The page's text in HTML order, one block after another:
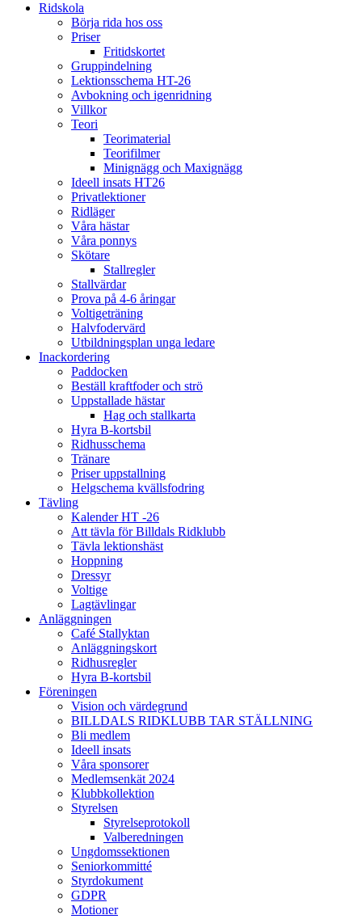
Ridskola
Börja rida hos oss
Priser
Fritidskortet
Gruppindelning
Lektionsschema HT-26
Avbokning och igenridning
Villkor
Teori
Teorimaterial
Teorifilmer
Minignägg och Maxignägg
Ideell insats HT26
Privatlektioner
Ridläger
Våra hästar
Våra ponnys
Skötare
Stallregler
Stallvärdar
Prova på 4-6 åringar
Voltigeträning
Halvfodervärd
Utbildningsplan unga ledare
Inackordering
Paddocken
Beställ kraftfoder och strö
Uppstallade hästar
Hag och stallkarta
Hyra B-kortsbil
Ridhusschema
Tränare
Priser uppstallning
Helgschema kvällsfodring
Tävling
Kalender HT -26
Att tävla för Billdals Ridklubb
Tävla lektionshäst
Hoppning
Dressyr
Voltige
Lagtävlingar
Anläggningen
Café Stallyktan
Anläggningskort
Ridhusregler
Hyra B-kortsbil
Föreningen
Vision och värdegrund
BILLDALS RIDKLUBB TAR STÄLLNING
Bli medlem
Ideell insats
Våra sponsorer
Medlemsenkät 2024
Klubbkollektion
Styrelsen
Styrelseprotokoll
Valberedningen
Ungdomssektionen
Seniorkommitté
Styrdokument
GDPR
Motioner